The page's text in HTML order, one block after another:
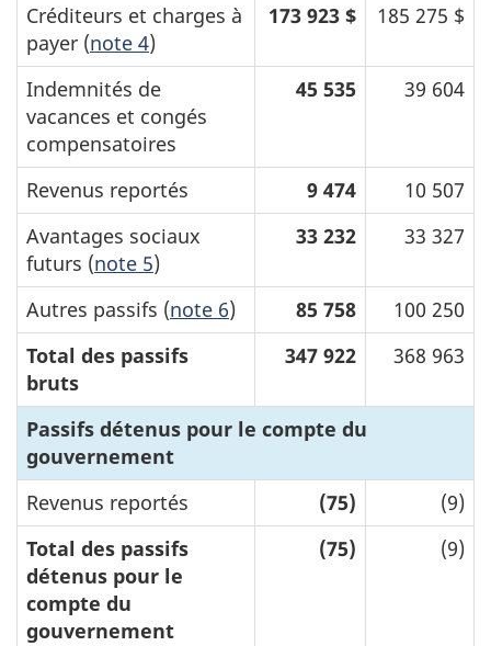
Créditeurs et charges à
payer (note 4)
173 923 $ 185 275 $
Indemnités de
vacances et congés
compensatoires
45 535 39 604
Revenus reportés 9 474
10 507
Avantages sociaux
futurs (note 5)
33 232 33 327
Autres passifs (note 6) 85 758
100 250
Total des passifs
bruts
347 922 368 963
Passifs détenus pour le compte du
gouvernement
Revenus reportés
(75)
(9)
Total des passifs
détenus pour le
compte du
gouvernement
(75) (9)